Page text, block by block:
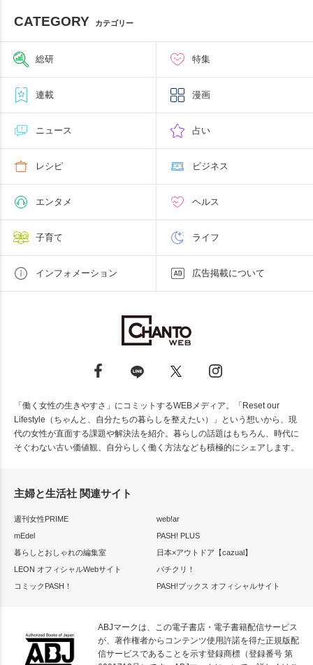
CATEGORY カテゴリー
総研 特集
連載 漫画
ニュース 占い
レシピ ビジネス
エンタメ ヘルス
子育て ライフ
インフォメーション 広告掲載について
「働く女性の生きやすさ」にコミットするWEBメディア。「Reset our
Lifestyle（ちゃんと、自分たちの暮らしを整えたい）」という想いから、現
代の女性が直面する課題や解決法を紹介。暮らしの話題はもちろん、時代に
そぐわない古い価値観、自分らしく働く方法なども積極的にシェアします。
主婦と生活社 関連サイト
週刊女性PRIME
web!ar
mEdel
PASH! PLUS
暮らしとおしゃれの編集室
日本×アウトドア【cazual】
LEON オフィシャルWebサイト
パチクリ！
コミックPASH！
PASH!ブックス オフィシャルサイト
ABJマークは、この電子書店・電子書籍配信サービス
が、著作権者からコンテンツ使用許諾を得た正規版配
信サービスであることを示す登録商標（登録番号 第